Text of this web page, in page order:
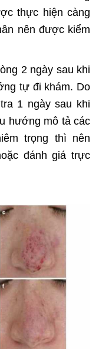
thực hiện càng
nên được kiểm
2 ngày sau khi
tự đi khám. Do
1 ngày sau khi
hướng mô tả các
trọng thì nên
đánh giá trực